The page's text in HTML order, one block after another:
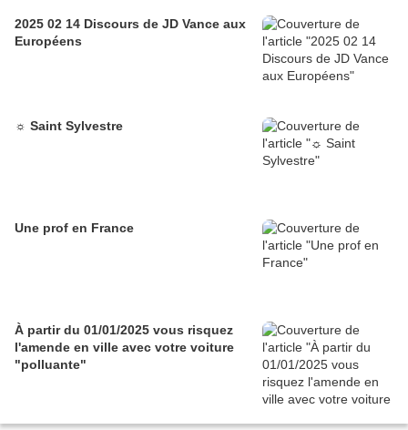
2025 02 14 Discours de JD Vance aux
Européens
☼ Saint Sylvestre
Une prof en France
À partir du 01/01/2025 vous risquez
l'amende en ville avec votre voiture
"polluante"